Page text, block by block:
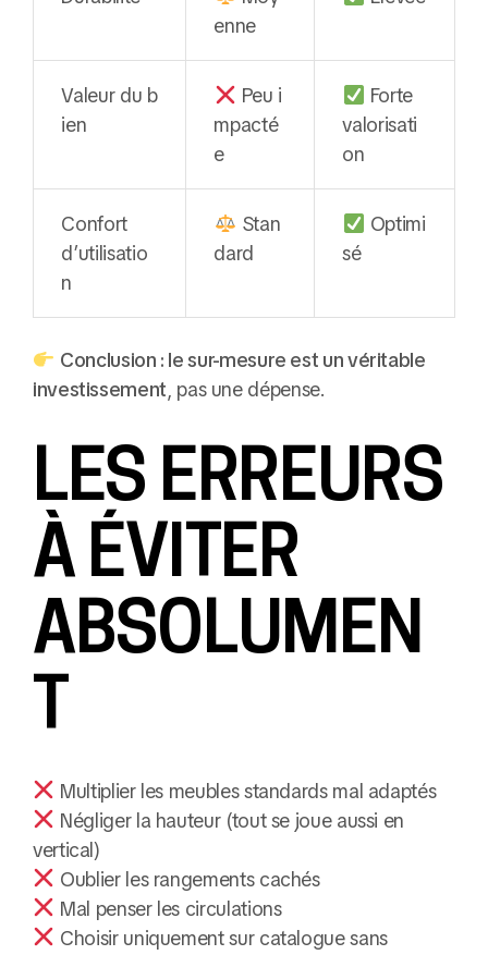
enne
Valeur du b
ien
Peu i
mpacté
e
Forte
valorisati
on
Confort
d’utilisatio
n
Stan
dard
Optimi
sé
Conclusion : le sur-mesure est un véritable
investissement, pas une dépense.
LES ERREURS
À ÉVITER
ABSOLUMEN
T
Multiplier les meubles standards mal adaptés
Négliger la hauteur (tout se joue aussi en
vertical)
Oublier les rangements cachés
Mal penser les circulations
Choisir uniquement sur catalogue sans